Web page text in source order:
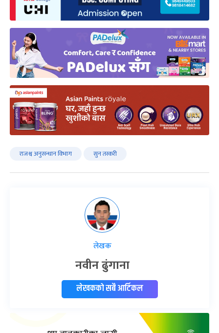
राजश्व अनुसन्धान विभाग सुन तस्करी
लेखक
नवीन ढुंगाना
लेखकको सबै आर्टिकल